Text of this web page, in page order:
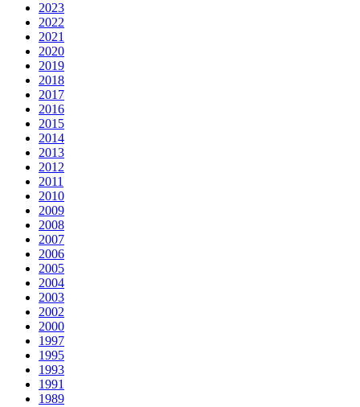
2023
2022
2021
2020
2019
2018
2017
2016
2015
2014
2013
2012
2011
2010
2009
2008
2007
2006
2005
2004
2003
2002
2000
1997
1995
1993
1991
1989